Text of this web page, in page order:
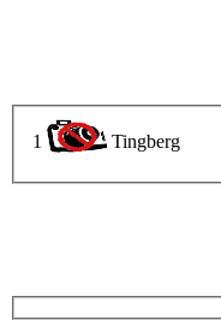
1 Tingberg